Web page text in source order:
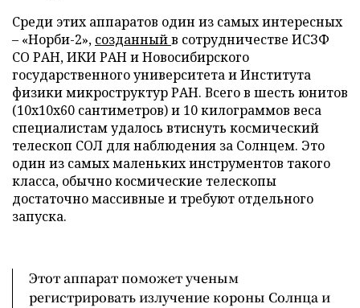
Среди этих аппаратов один из самых интересных
– «Норби-2», созданныйв сотрудничестве ИСЗФ
СО РАН, ИКИ РАН и Новосибирского
государственного университета и Института
физики микроструктур РАН. Всего в шесть юнитов
(10х10х60 сантиметров) и 10 килограммов веса
специалистам удалось втиснуть космический
телескоп СОЛ для наблюдения за Солнцем. Это
один из самых маленьких инструментов такого
класса, обычно космические телескопы
достаточно массивные и требуют отдельного
запуска.
Этот аппарат поможет ученым
регистрировать излучение короны Солнца и